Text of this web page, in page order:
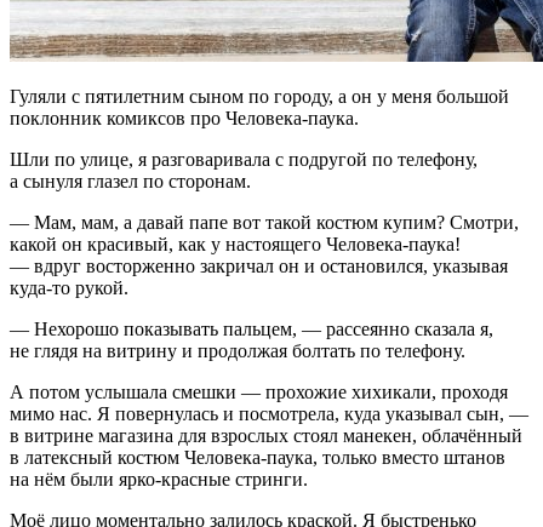
Гуляли с пятилетним сыном по городу, а он у меня большой
поклонник комиксов про Человека-паука.
Шли по улице, я разговаривала с подругой по телефону,
а сынуля глазел по сторонам.
— Мам, мам, а давай папе вот такой костюм купим? Смотри,
какой он красивый, как у настоящего Человека-паука!
— вдруг восторженно закричал он и остановился, указывая
куда-то рукой.
— Нехорошо показывать пальцем, — рассеянно сказала я,
не глядя на витрину и продолжая болтать по телефону.
А потом услышала смешки — прохожие хихикали, проходя
мимо нас. Я повернулась и посмотрела, куда указывал сын, —
в витрине магазина для взрослых стоял манекен, облачённый
в латексный костюм Человека-паука, только вместо штанов
на нём были ярко-красные стринги.
Моё лицо моментально залилось краской. Я быстренько